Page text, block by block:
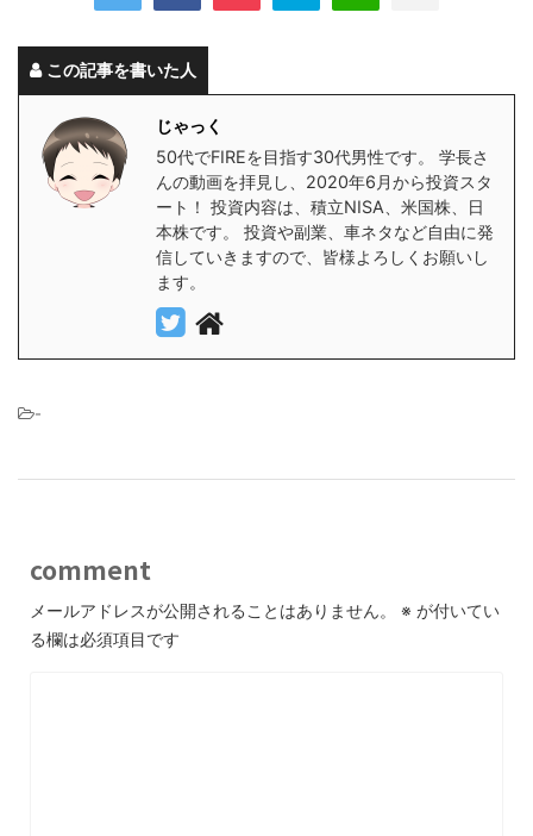
この記事を書いた人
じゃっく
50代でFIREを目指す30代男性です。 学長さ
んの動画を拝見し、2020年6月から投資スタ
ート！ 投資内容は、積立NISA、米国株、日
本株です。 投資や副業、車ネタなど自由に発
信していきますので、皆様よろしくお願いし
ます。
-
comment
メールアドレスが公開されることはありません。 ※ が付いてい
る欄は必須項目です